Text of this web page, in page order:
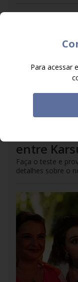
DO R7/06/07/2026
entre
Faça o teste e
detalhes sobre o
Para acessar